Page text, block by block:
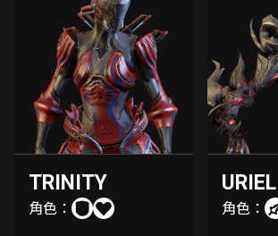
TRINITY
角色：
URIEL
角色：